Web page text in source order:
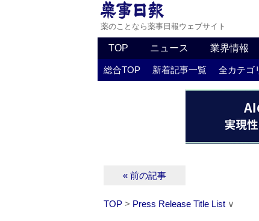
薬のことなら薬事日報ウェブサイト
TOP ニュース 業界情報
総合TOP 新着記事一覧 全カテゴ
« 前の記事
TOP > Press Release Title List ∨